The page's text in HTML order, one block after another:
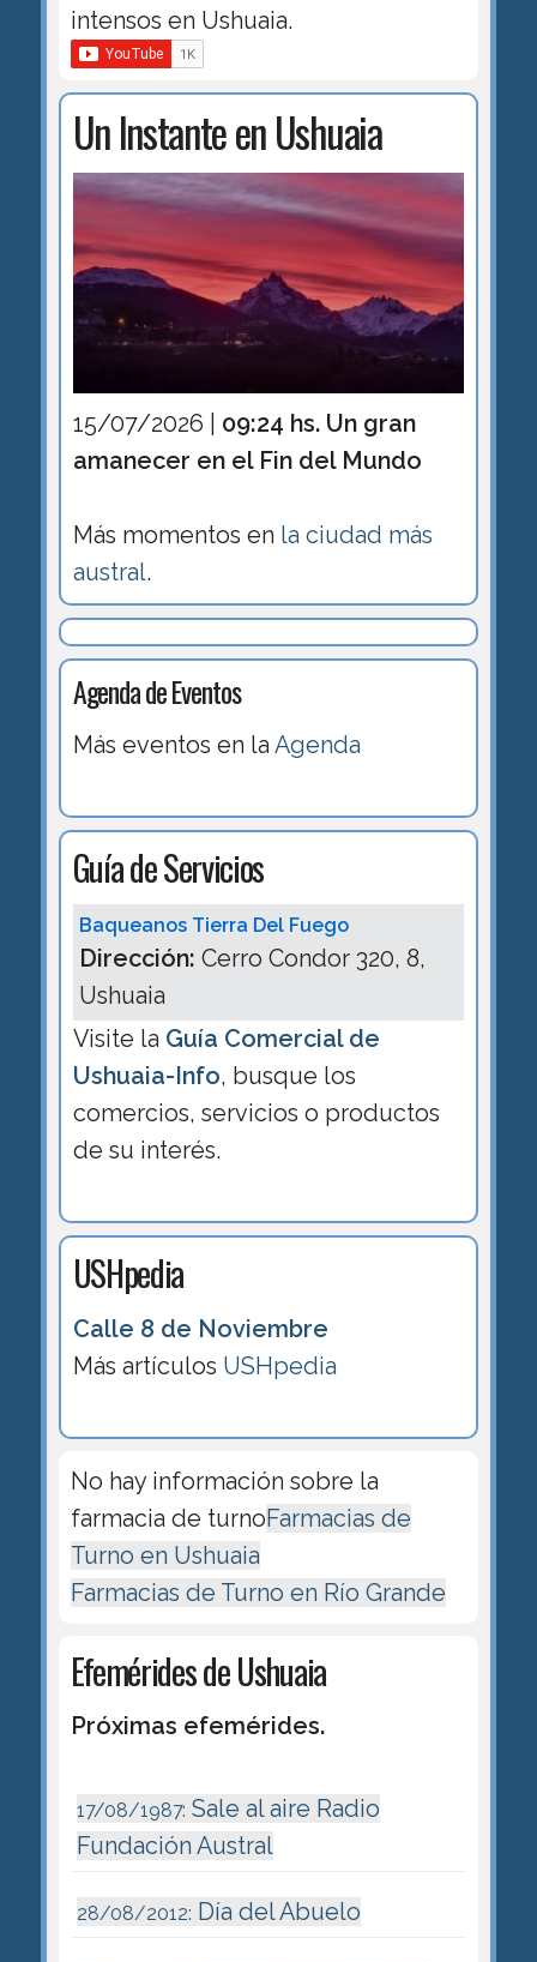
intensos en Ushuaia.
Un Instante en Ushuaia
15/07/2026 | 09:24 hs. Un gran
amanecer en el Fin del Mundo
Más momentos en la ciudad más
austral.
Agenda de Eventos
Más eventos en la Agenda
Guía de Servicios
Baqueanos Tierra Del Fuego
Dirección: Cerro Condor 320, 8,
Ushuaia
Visite la Guía Comercial de
Ushuaia-Info, busque los
comercios, servicios o productos
de su interés.
USHpedia
Calle 8 de Noviembre
Más artículos USHpedia
No hay información sobre la
farmacia de turnoFarmacias de
Turno en Ushuaia
Farmacias de Turno en Río Grande
Efemérides de Ushuaia
Próximas efemérides.
17/08/1987: Sale al aire Radio
Fundación Austral
28/08/2012: Día del Abuelo